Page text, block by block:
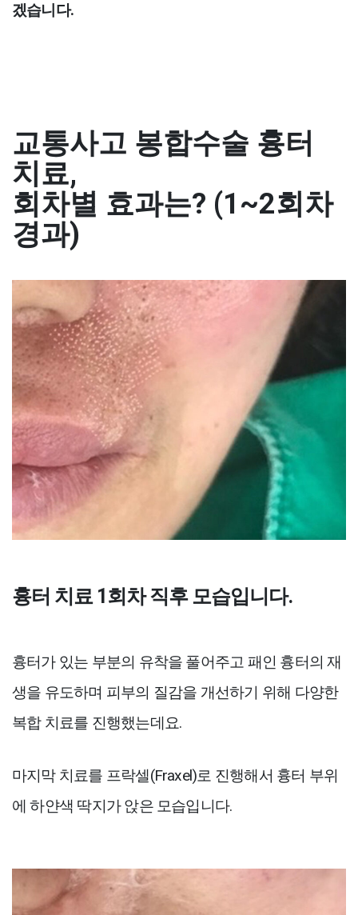
겠습니다.
교통사고 봉합수술 흉터
치료,
회차별 효과는? (1~2회차
경과)
흉터 치료 1회차 직후 모습입니다.
흉터가 있는 부분의 유착을 풀어주고 패인 흉터의 재
생을 유도하며 피부의 질감을 개선하기 위해 다양한
복합 치료를 진행했는데요.
마지막 치료를 프락셀(Fraxel)로 진행해서 흉터 부위
에 하얀색 딱지가 앉은 모습입니다.